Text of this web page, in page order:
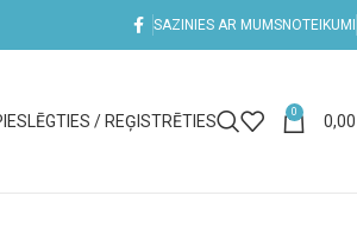
SAZINIES AR MUMSNOTEIKUMI
/ REĢISTRĒTIES 0